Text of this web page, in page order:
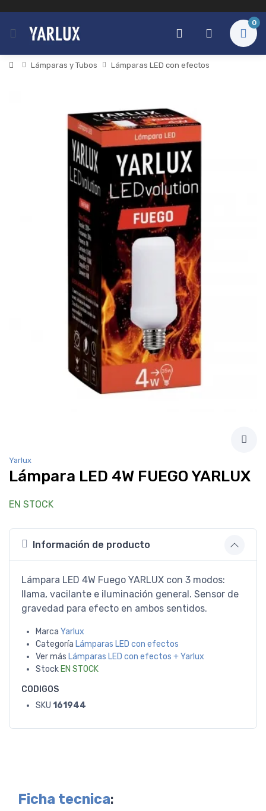
0
Lámparas y Tubos Lámparas LED con efectos
Yarlux
Lámpara LED 4W FUEGO YARLUX
EN STOCK
Información de producto
Lámpara LED 4W Fuego YARLUX con 3 modos:
llama, vacilante e iluminación general. Sensor de
gravedad para efecto en ambos sentidos.
Marca Yarlux
Categoría Lámparas LED con efectos
Ver más Lámparas LED con efectos + Yarlux
Stock EN STOCK
CODIGOS
SKU 161944
Ficha tecnica: